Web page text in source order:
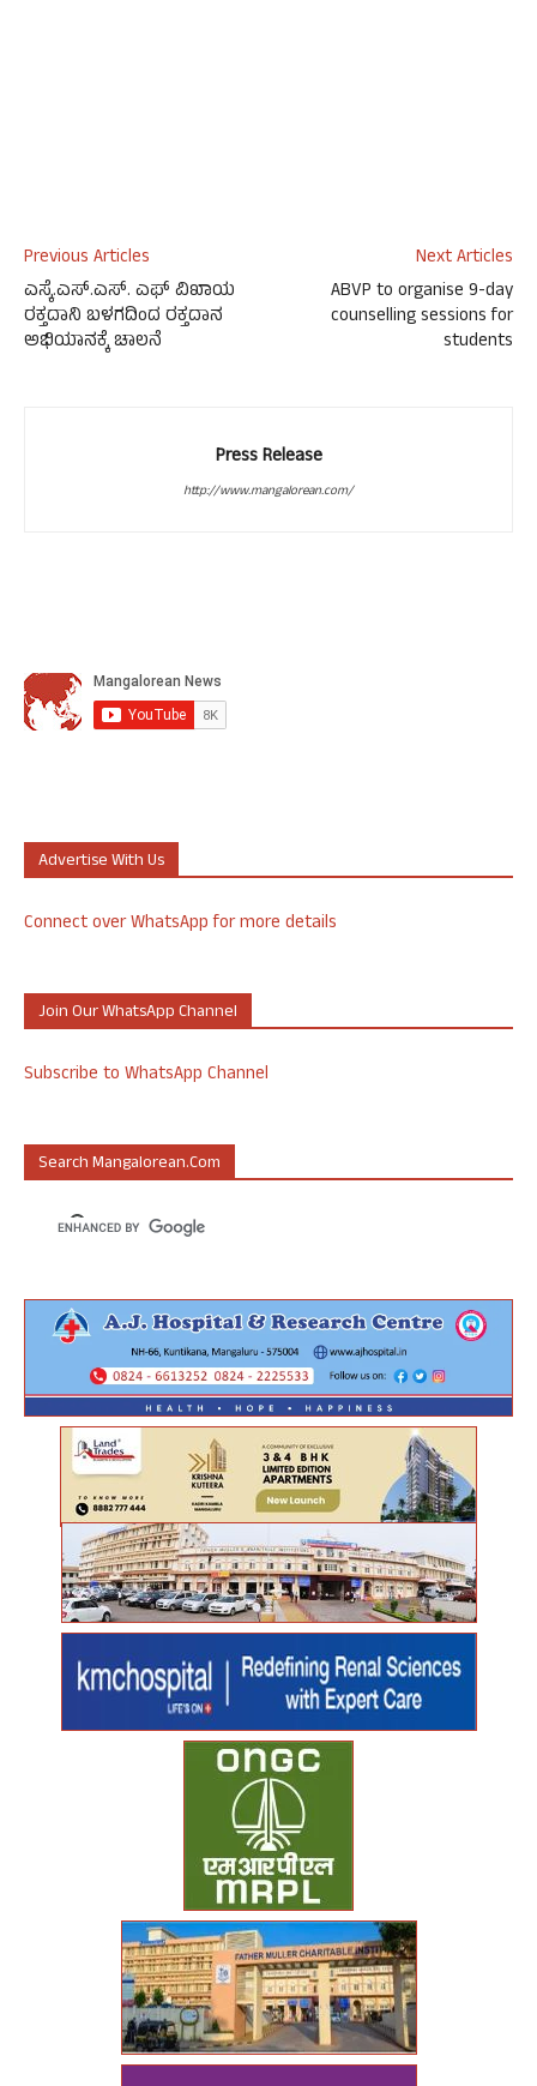
Previous Articles
ಎಸ್ಕೆ.ಎಸ್.ಎಸ್. ಎಫ್ ವಿಖಾಯ
ರಕ್ತದಾನಿ ಬಳಗದಿಂದ ರಕ್ತದಾನ
ಅಭಿಯಾನಕ್ಕೆ ಚಾಲನೆ
Next Articles
ABVP to organise 9-day
counselling sessions for
students
Press Release
http://www.mangalorean.com/
Advertise With Us
Connect over WhatsApp for more details
Join Our WhatsApp Channel
Subscribe to WhatsApp Channel
Search Mangalorean.com